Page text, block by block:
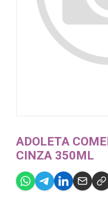
ADOLETA
CINZA 350ML